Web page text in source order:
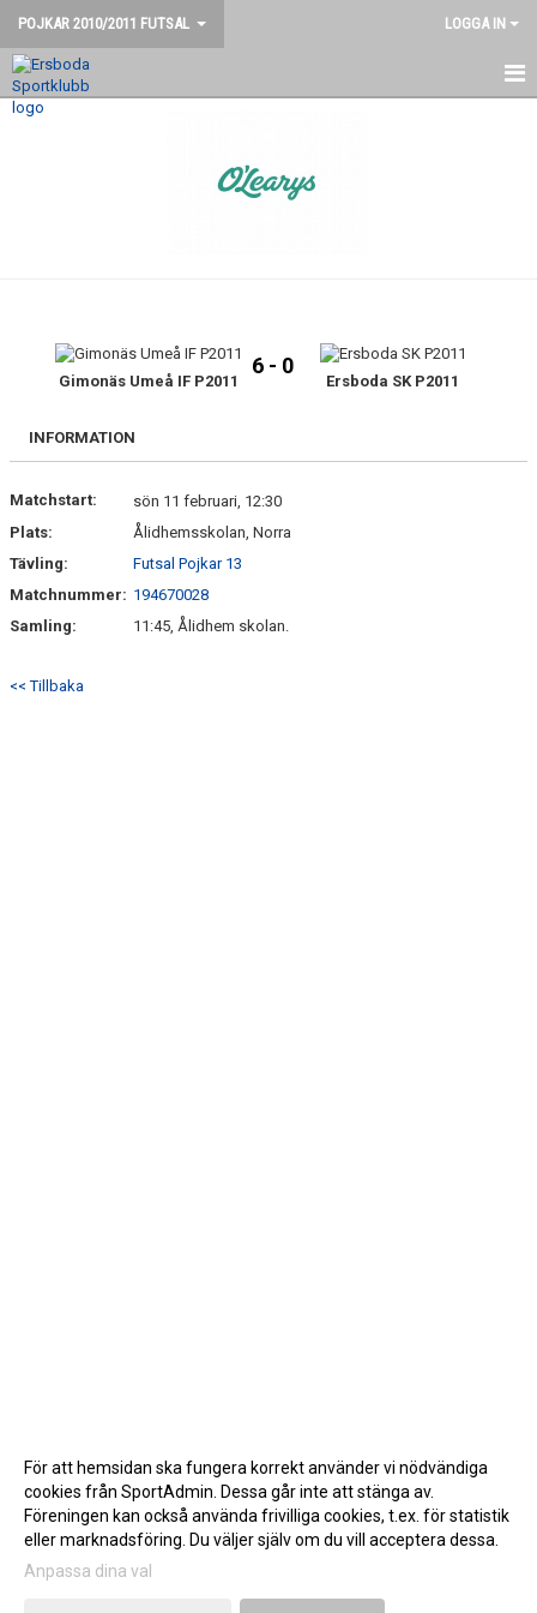
POJKAR 2010/2011 FUTSAL LOGGA IN
HEM
Gimonäs Umeå IF P2011
6 - 0
Ersboda SK P2011
INFORMATION
Matchstart:
sön 11 februari, 12:30
Plats:
Ålidhemsskolan, Norra
Tävling:
Futsal Pojkar 13
Matchnummer: 194670028
Samling:
11:45, Ålidhem skolan.
<< Tillbaka
Gå till Webbversion
För att hemsidan ska fungera korrekt använder vi nödvändiga
cookies från SportAdmin. Dessa går inte att stänga av.
Föreningen kan också använda frivilliga cookies, t.ex. för statistik
eller marknadsföring. Du väljer själv om du vill acceptera dessa.
Anpassa dina val